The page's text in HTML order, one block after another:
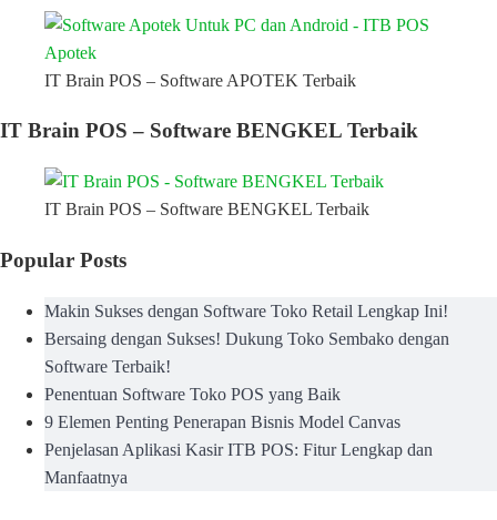
IT Brain POS – Software APOTEK Terbaik
IT Brain POS – Software BENGKEL Terbaik
IT Brain POS – Software BENGKEL Terbaik
Popular Posts
Makin Sukses dengan Software Toko Retail Lengkap Ini!
Bersaing dengan Sukses! Dukung Toko Sembako dengan
Software Terbaik!
Penentuan Software Toko POS yang Baik
9 Elemen Penting Penerapan Bisnis Model Canvas
Penjelasan Aplikasi Kasir ITB POS: Fitur Lengkap dan
Manfaatnya